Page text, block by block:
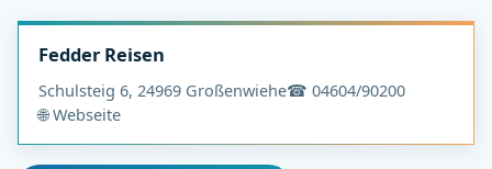
Fedder Reisen
Schulsteig 6, 24969 Großenwiehe☎ 04604/90200
🌐 Webseite